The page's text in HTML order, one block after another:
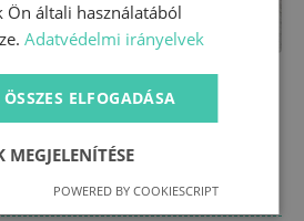
(86)
Ön általi használatából
Adatvédelmi irányelvek
ÖSSZES ELFOGADÁSA
MEGJELENÍTÉSE
POWERED BY COOKIESCRIPT